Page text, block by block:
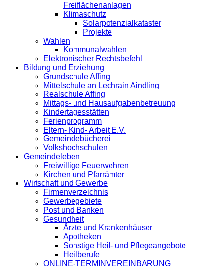
Freiflächenanlagen
Klimaschutz
Solarpotenzialkataster
Projekte
Wahlen
Kommunalwahlen
Elektronischer Rechtsbefehl
Bildung und Erziehung
Grundschule Affing
Mittelschule an Lechrain Aindling
Realschule Affing
Mittags- und Hausaufgabenbetreuung
Kindertagesstätten
Ferienprogramm
Eltern- Kind- Arbeit E.V.
Gemeindebücherei
Volkshochschulen
Gemeindeleben
Freiwillige Feuerwehren
Kirchen und Pfarrämter
Wirtschaft und Gewerbe
Firmenverzeichnis
Gewerbegebiete
Post und Banken
Gesundheit
Ärzte und Krankenhäuser
Apotheken
Sonstige Heil- und Pflegeangebote
Heilberufe
ONLINE-TERMINVEREINBARUNG